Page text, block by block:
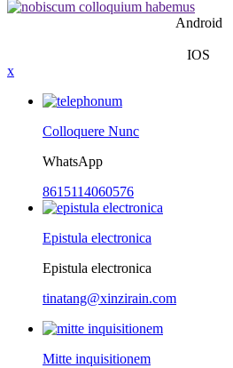
Android
IOS
x
Colloquere Nunc
WhatsApp
8615114060576
Epistula electronica
Epistula electronica
tinatang@xinzirain.com
Mitte inquisitionem